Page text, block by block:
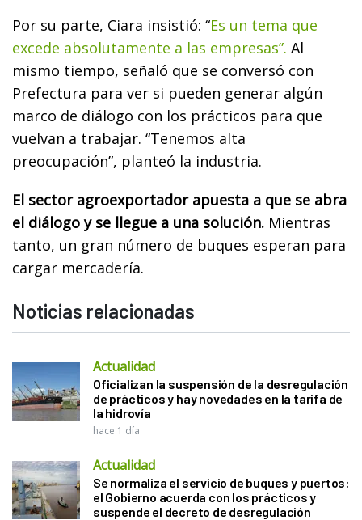
Por su parte, Ciara insistió: “Es un tema que
excede absolutamente a las empresas”. Al
mismo tiempo, señaló que se conversó con
Prefectura para ver si pueden generar algún
marco de diálogo con los prácticos para que
vuelvan a trabajar. “Tenemos alta
preocupación”, planteó la industria.
El sector agroexportador apuesta a que se abra
el diálogo y se llegue a una solución. Mientras
tanto, un gran número de buques esperan para
cargar mercadería.
Noticias relacionadas
Actualidad
Oficializan la suspensión de la desregulación
de prácticos y hay novedades en la tarifa de
la hidrovía
hace 1 día
Actualidad
Se normaliza el servicio de buques y puertos:
el Gobierno acuerda con los prácticos y
suspende el decreto de desregulación